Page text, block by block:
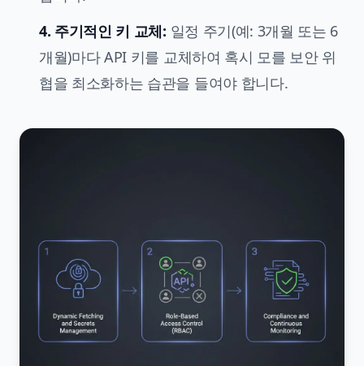
4. 주기적인 키 교체: 일정 주기(예: 3개월 또는 6
개월)마다 API 키를 교체하여 혹시 모를 보안 위
협을 최소화하는 습관을 들여야 합니다.